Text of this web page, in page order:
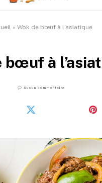
» Wok de bœuf à l’asiatique
bœuf à
Aucun commentaire